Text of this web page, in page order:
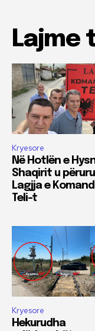
Lajme
Kryesore
Në Hotlën e
Shaqirit u
Lagjja e
Teli-t
Kryesore
Hekurudha